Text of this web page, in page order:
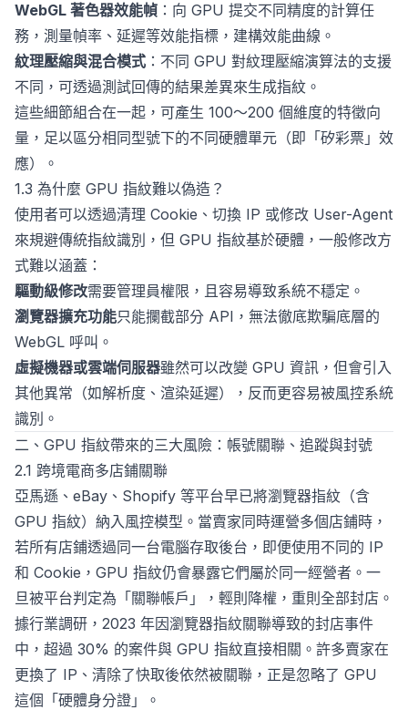
WebGL 著色器效能幀 ：向 GPU 提交不同精度的計算任
務，測量幀率、延遲等效能指標，建構效能曲線。
紋理壓縮與混合模式 ：不同 GPU 對紋理壓縮演算法的支援
不同，可透過測試回傳的結果差異來生成指紋。
這些細節組合在一起，可產生 100～200 個維度的特徵向
量，足以區分相同型號下的不同硬體單元（即「矽彩票」效
應）。
1.3 為什麼 GPU 指紋難以偽造？
使用者可以透過清理 Cookie、切換 IP 或修改 User-Agent
來規避傳統指紋識別，但 GPU 指紋基於硬體，一般修改方
式難以涵蓋：
驅動級修改需要管理員權限，且容易導致系統不穩定。
瀏覽器擴充功能只能攔截部分 API，無法徹底欺騙底層的
WebGL 呼叫。
虛擬機器或雲端伺服器雖然可以改變 GPU 資訊，但會引入
其他異常（如解析度、渲染延遲），反而更容易被風控系統
識別。
二、GPU 指紋帶來的三大風險：帳號關聯、追蹤與封號
2.1 跨境電商多店鋪關聯
亞馬遜、eBay、Shopify 等平台早已將瀏覽器指紋（含
GPU 指紋）納入風控模型。當賣家同時運營多個店鋪時，
若所有店鋪透過同一台電腦存取後台，即便使用不同的 IP
和 Cookie，GPU 指紋仍會暴露它們屬於同一經營者。一
旦被平台判定為「關聯帳戶」，輕則降權，重則全部封店。
據行業調研，2023 年因瀏覽器指紋關聯導致的封店事件
中，超過 30% 的案件與 GPU 指紋直接相關。許多賣家在
更換了 IP、清除了快取後依然被關聯，正是忽略了 GPU
這個「硬體身分證」。